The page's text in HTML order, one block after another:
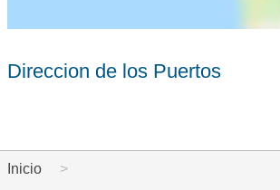
Direccion de los Puertos
Inicio